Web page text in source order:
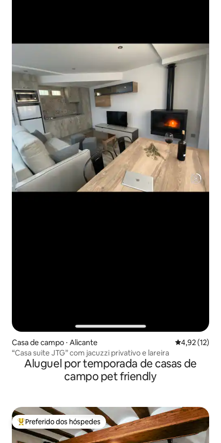
Casa de campo ⋅ Alicante 4,92 de uma
4,92 (12)
“Casa suite JTG” com jacuzzi privativo e lareira
Aluguel por temporada de casas de
campo pet friendly
Entre os melhores preferidos dos hóspedes
Preferido dos hóspedes